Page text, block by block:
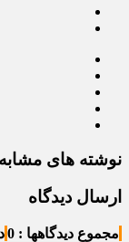
نوشته های مشابه
ارسال دیدگاه
مجموع دیدگاهها : 0